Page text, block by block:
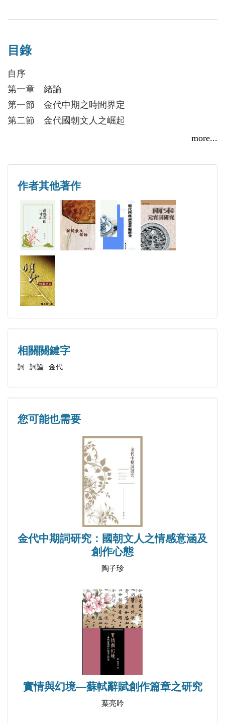
目錄
自序
第一章 緒論
第一節 金代中期之時間界定
第二節 金代國朝文人之崛起
參、認同心理
第三節 「情感意涵」之生發及「創作心態」之構成
壹、「情感意涵」之生發
一、心理體認
二、感覺反應
貳、「創作心態」之構成
一、內在精神之驅動
二、外在信息之刺激
第四節 金代中期詞之研究現狀
壹、專書部分
三、詞評類
貳、博碩士論文部分
一、臺灣地區
二、大陸地區
參、學術期刊部分
一、金代相關文史資料之彙整輯錄
二、金代詞人、詞作之檢視與評述
三、闡釋社會與個人之心理思想
第二章 金代中期詞發展之背景
第一節 政治制度之改異
貳、不循資歷之用人法
第二節 社會生活之變化
壹、勸課農桑，休息斯民
貳、提倡三教合一思想
more...
作者其他著作
相關關鍵字
詞 詞論 金代
您可能也需要
金代中期詞研究：國朝文人之情感意涵及
創作心態
陶子珍
實情與幻境—蘇軾辭賦創作篇章之研究
葉亮吟